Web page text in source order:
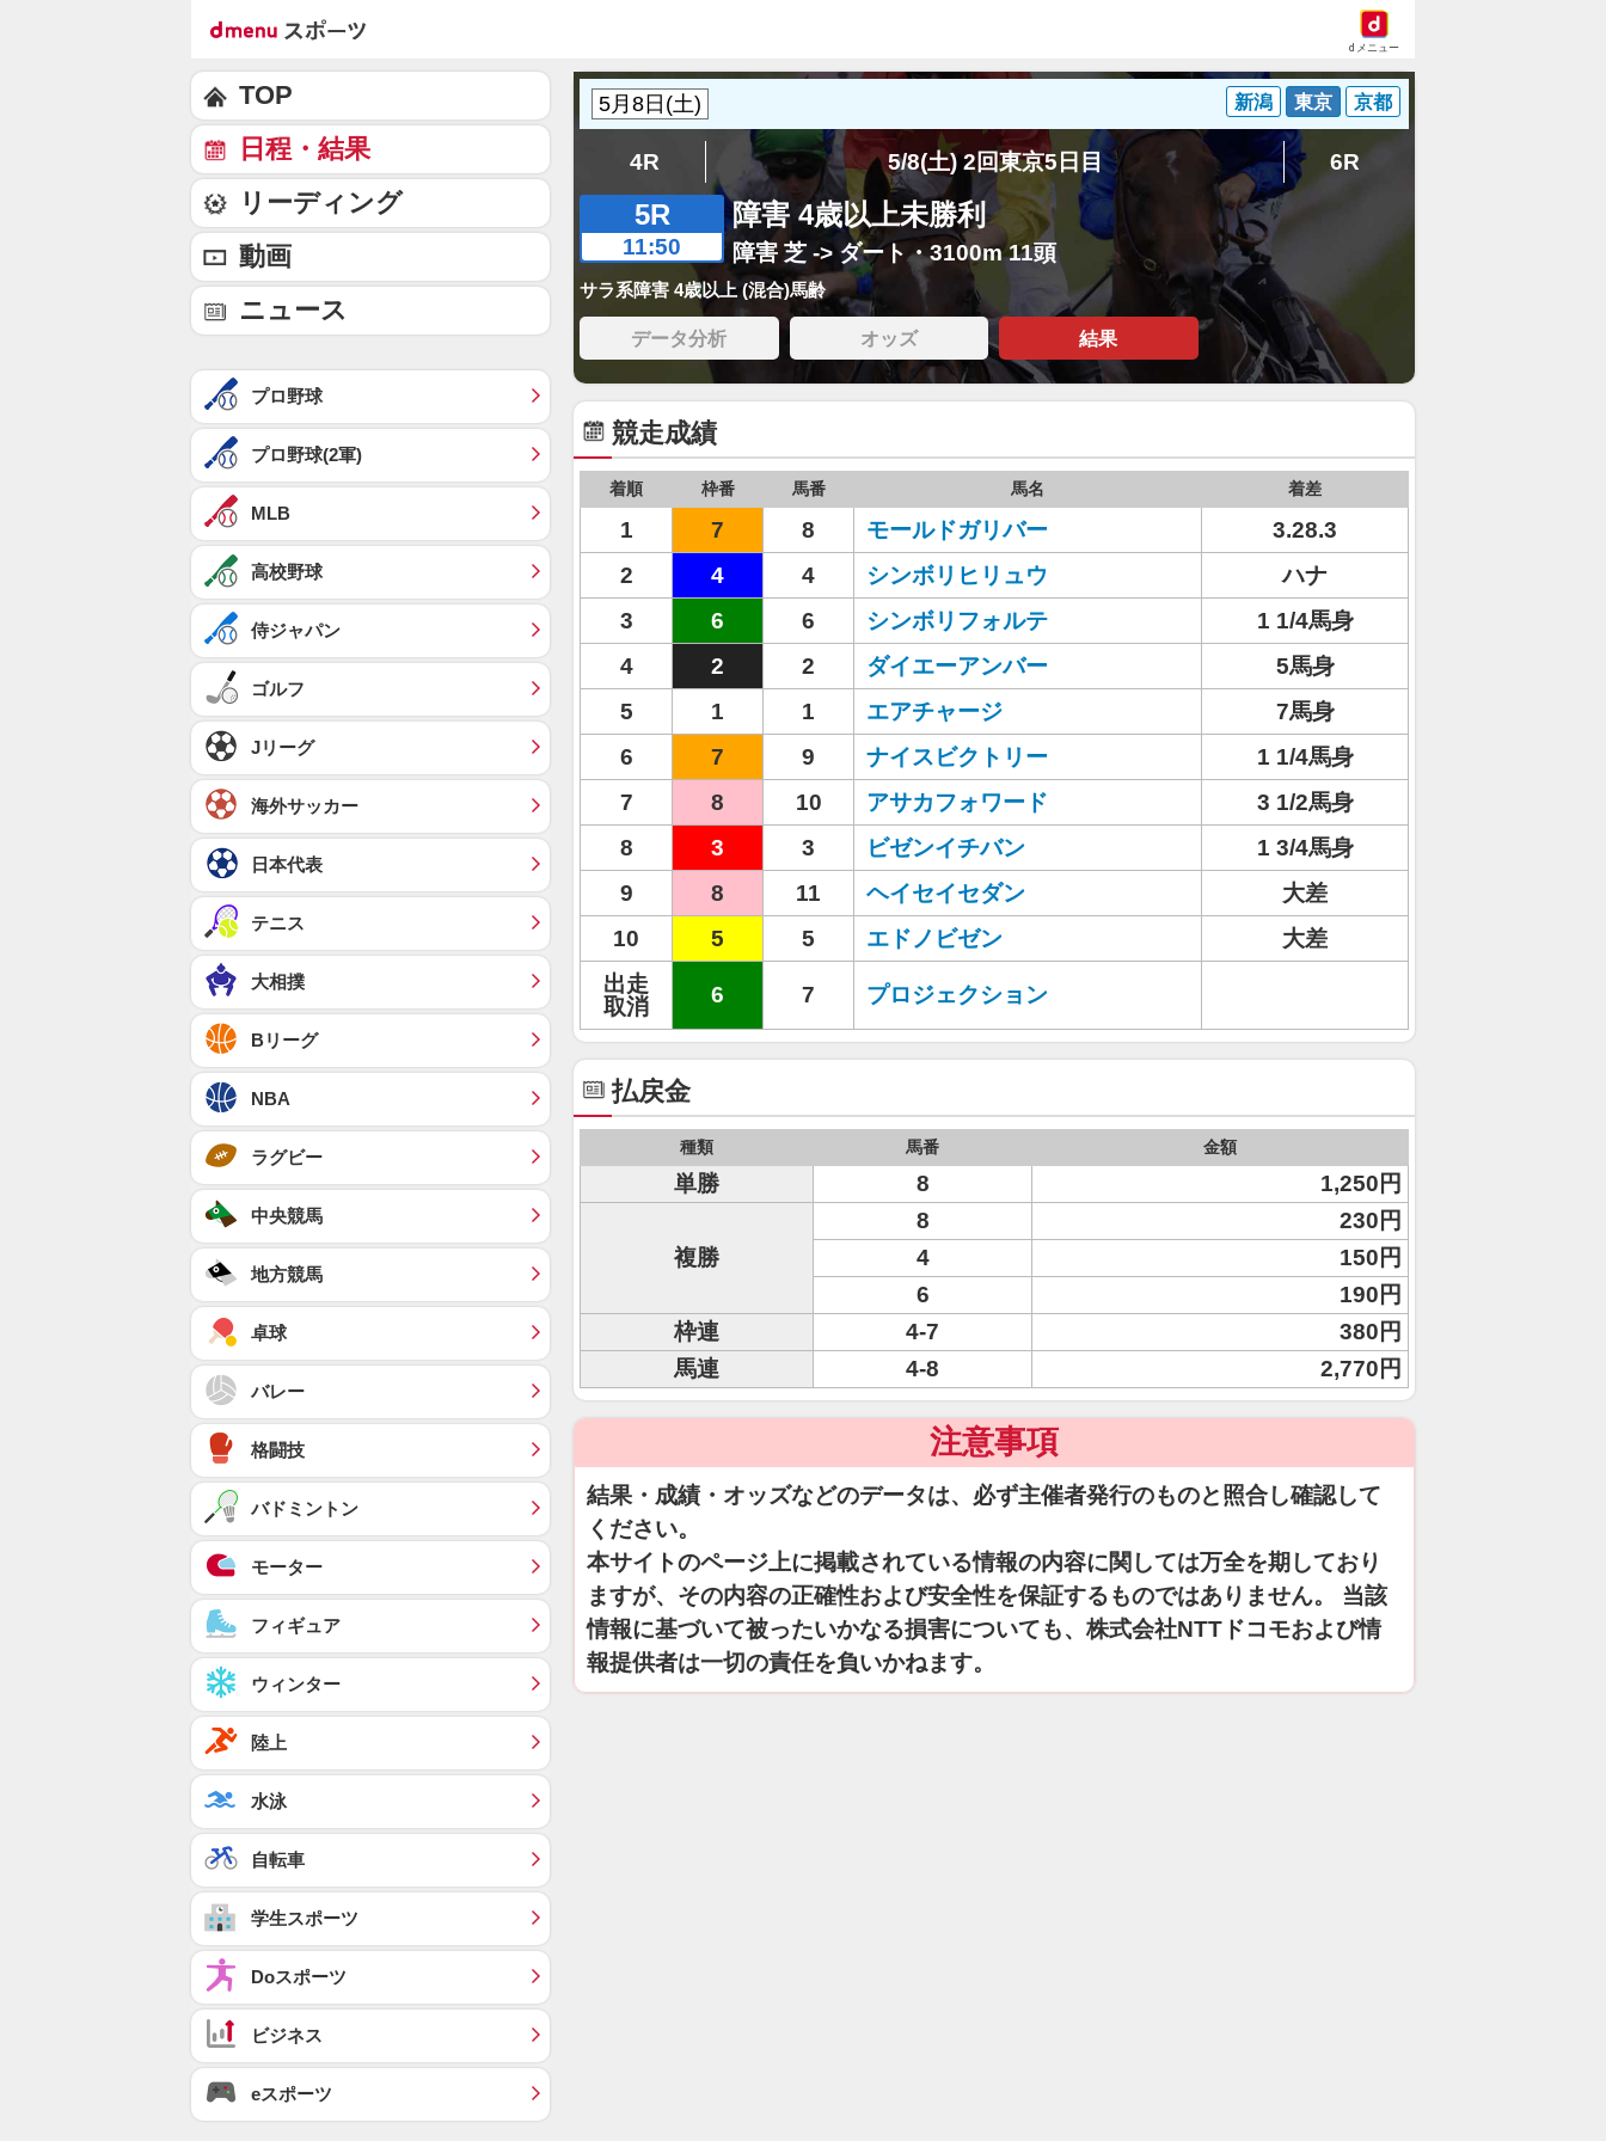
dメニュー
新潟 東京 京都
4R 5/8(土) 2回東京5日目 6R
5R
11:50
障害 4歳以上未勝利
障害 芝 -> ダート・3100m 11頭
サラ系障害 4歳以上 (混合)馬齢
データ分析 オッズ 結果
競走成績
着順 枠番 馬番 馬名 着差
1 7 8 モールドガリバー
3.28.3
2
4 4 シンボリヒリュウ
ハナ
3
6 6 シンボリフォルテ
1 1/4馬身
4
2 2 ダイエーアンバー
5馬身
5
1 1 エアチャージ
7馬身
6
7 9 ナイスビクトリー
1 1/4馬身
7
8 10 アサカフォワード
3 1/2馬身
8
3 3 ビゼンイチバン
1 3/4馬身
9
8 11 ヘイセイセダン
大差
10
5 5 エドノビゼン
大差
出走
取消
6 7 プロジェクション
払戻金
種類 馬番 金額
単勝 8 1,250円
複勝
8
230円
4
150円
6
190円
枠連
4-7
380円
馬連
4-8 2,770円
注意事項
結果・成績・オッズなどのデータは、必ず主催者発行のものと照合し確認して
ください。
本サイトのページ上に掲載されている情報の内容に関しては万全を期しており
ますが、その内容の正確性および安全性を保証するものではありません。 当該
情報に基づいて被ったいかなる損害についても、株式会社NTTドコモおよび情
報提供者は一切の責任を負いかねます。
TOP
日程・結果
リーディング
動画
ニュース
プロ野球
プロ野球(2軍)
MLB
高校野球
侍ジャパン
ゴルフ
Jリーグ
海外サッカー
日本代表
テニス
大相撲
Bリーグ
NBA
ラグビー
中央競馬
地方競馬
卓球
バレー
格闘技
バドミントン
モーター
フィギュア
ウィンター
陸上
水泳
自転車
学生スポーツ
Doスポーツ
ビジネス
eスポーツ